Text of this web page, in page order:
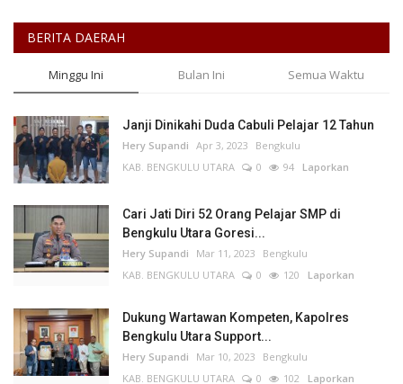
BERITA DAERAH
Minggu Ini Bulan Ini Semua Waktu
Janji Dinikahi Duda Cabuli Pelajar 12 Tahun
Hery Supandi Apr 3, 2023
Bengkulu
KAB. BENGKULU UTARA
0 94 Laporkan
Cari Jati Diri 52 Orang Pelajar SMP di
Bengkulu Utara Goresi...
Hery Supandi Mar 11, 2023
Bengkulu
KAB. BENGKULU UTARA
0 120 Laporkan
Dukung Wartawan Kompeten, Kapolres
Bengkulu Utara Support...
Hery Supandi Mar 10, 2023
Bengkulu
KAB. BENGKULU UTARA
0 102 Laporkan